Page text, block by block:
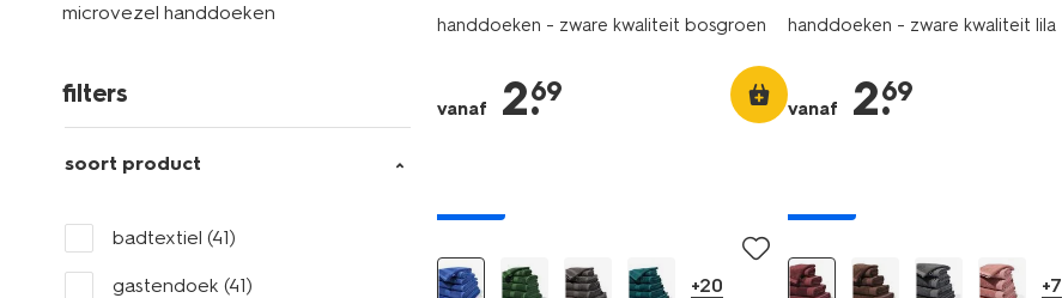
microvezel handdoeken
filters
soort product
badtextiel (41)
gastendoek (41)
handdoeken - zware kwaliteit bosgroen
vanaf 2.
69
handdoeken - zware kwaliteit lila
vanaf 2.
69
+20 +7